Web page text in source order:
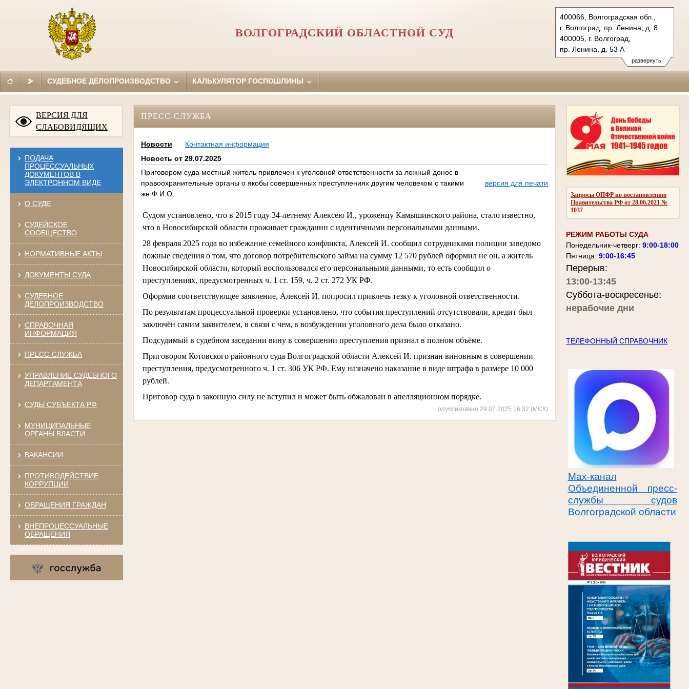
развернуть
400066, Волгоградская обл.,
г. Волгоград, пр. Ленина, д. 8
400005, г. Волгоград,
пр. Ленина, д. 53 А
Тел.: (8442) 38-21-98, 23-87-44
oblsud.vol@sudrf.ru
ВОЛГОГРАДСКИЙ ОБЛАСТНОЙ СУД
СУДЕБНОЕ ДЕЛОПРОИЗВОДСТВО КАЛЬКУЛЯТОР ГОСПОШЛИНЫ
ВЕРСИЯ ДЛЯ
СЛАБОВИДЯЩИХ
ПОДАЧА
ПРОЦЕССУАЛЬНЫХ
ДОКУМЕНТОВ В
ЭЛЕКТРОННОМ ВИДЕ
О СУДЕ
СУДЕЙСКОЕ
СООБЩЕСТВО
НОРМАТИВНЫЕ АКТЫ
ДОКУМЕНТЫ СУДА
СУДЕБНОЕ
ДЕЛОПРОИЗВОДСТВО
СПРАВОЧНАЯ
ИНФОРМАЦИЯ
ПРЕСС-СЛУЖБА
УПРАВЛЕНИЕ СУДЕБНОГО
ДЕПАРТАМЕНТА
СУДЫ СУБЪЕКТА РФ
МУНИЦИПАЛЬНЫЕ
ОРГАНЫ ВЛАСТИ
ВАКАНСИИ
ПРОТИВОДЕЙСТВИЕ
КОРРУПЦИИ
ОБРАЩЕНИЯ ГРАЖДАН
ВНЕПРОЦЕССУАЛЬНЫЕ
ОБРАЩЕНИЯ
Запросы ОПФР по постановлению
Правительства РФ от 28.06.2021 №
1037
РЕЖИМ РАБОТЫ СУДА
Понедельник-четверг: 9:00-18:00
Пятница: 9:00-16:45
Перерыв:
13:00-13:45
Суббота-воскресенье:
нерабочие дни
ТЕЛЕФОННЫЙ СПРАВОЧНИК
Max-канал
Объединенной пресс-
службы судов
Волгоградской области
ПРЕСС-СЛУЖБА
Новости
Контактная информация
Новость от 29.07.2025
Приговором суда местный житель привлечен к уголовной ответственности за ложный донос в
правоохранительные органы о якобы совершенных преступлениях другим человеком с такими
же Ф.И.О.
версия для печати
Судом установлено, что в 2015 году 34-летнему Алексею И., уроженцу Камышинского района, стало известно,
что в Новосибирской области проживает гражданин с идентичными персональными данными.
28 февраля 2025 года во избежание семейного конфликта, Алексей И. сообщил сотрудниками полиции заведомо
ложные сведения о том, что договор потребительского займа на сумму 12 570 рублей оформил не он, а житель
Новосибирской области, который воспользовался его персональными данными, то есть сообщил о
преступлениях, предусмотренных ч. 1 ст. 159, ч. 2 ст. 272 УК РФ.
Оформив соответствующее заявление, Алексей И. попросил привлечь тезку к уголовной ответственности.
По результатам процессуальной проверки установлено, что события преступлений отсутствовали, кредит был
заключён самим заявителем, в связи с чем, в возбуждении уголовного дела было отказано.
Подсудимый в судебном заседании вину в совершении преступления признал в полном объёме.
Приговором Котовского районного суда Волгоградской области Алексей И. признан виновным в совершении
преступления, предусмотренного ч. 1 ст. 306 УК РФ. Ему назначено наказание в виде штрафа в размере 10 000
рублей.
Приговор суда в законную силу не вступил и может быть обжалован в апелляционном порядке.
опубликовано 29.07.2025 16:32 (МСК)